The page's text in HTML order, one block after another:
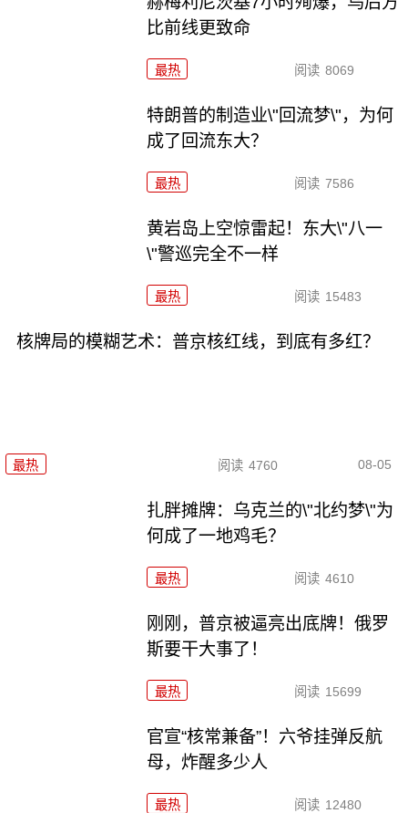
比前线更致命
最热 阅读 8069
特朗普的制造业\"回流梦\"，为何
成了回流东大？
最热 阅读 7586
黄岩岛上空惊雷起！东大\"八一
\"警巡完全不一样
最热 阅读 15483
核牌局的模糊艺术：普京核红线，到底有多红？
最热 阅读 4760 08-05
扎胖摊牌：乌克兰的\"北约梦\"为
何成了一地鸡毛？
最热 阅读 4610
刚刚，普京被逼亮出底牌！俄罗
斯要干大事了！
最热 阅读 15699
官宣“核常兼备”！六爷挂弹反航
母，炸醒多少人
最热 阅读 12480